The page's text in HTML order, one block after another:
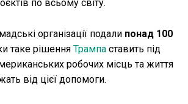
по всьому світу.
організації подали понад 100
таке рішення Трампа ставить під
робочих місць та життя
від цієї допомоги.